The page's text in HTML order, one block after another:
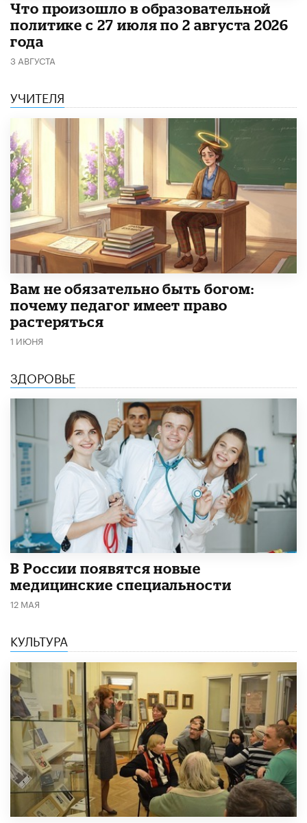
​Что произошло в образовательной
политике с 27 июля по 2 августа 2026
года
3 АВГУСТА
УЧИТЕЛЯ
​Вам не обязательно быть богом:
почему педагог имеет право
растеряться
1 ИЮНЯ
ЗДОРОВЬЕ
В России появятся новые
медицинские специальности
12 МАЯ
КУЛЬТУРА